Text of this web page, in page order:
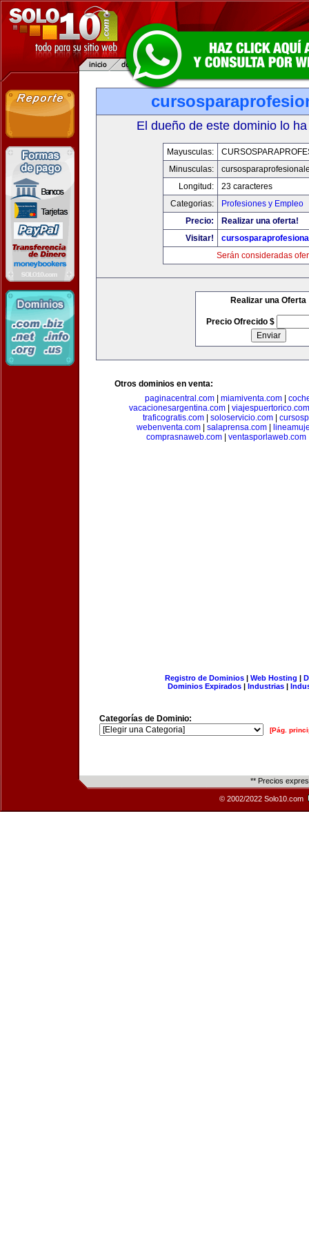
El dueño de este dominio lo
Mayusculas:
Minusculas:
Longitud:
23 caracteres
Categorias:
Profesiones y Empleo
Precio:
Realizar una oferta!
Visitar!
Serán consideradas
Realizar una Oferta
Precio Ofrecido $
Otros dominios en venta:
paginacentral.com| miamiventa.com|
vacacionesargentina.com
viajespuertorico.com
traficogratis.com| soloservicio.com|
webenventa.com
salaprensa.com
comprasnaweb.com
ventasporlaweb.com
Registro de Dominios| Web Hosting |
Dominios Expirados | Industrias |
Categorías de Dominio:
[Pág.
** Precios
© 2002/2022 Solo10.com